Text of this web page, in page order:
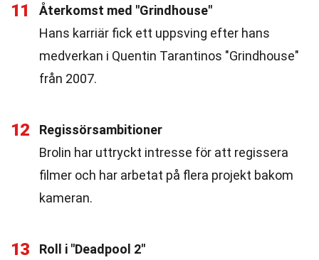
11
Återkomst med "Grindhouse"
Hans karriär fick ett uppsving efter hans
medverkan i Quentin Tarantinos "Grindhouse"
från 2007.
12
Regissörsambitioner
Brolin har uttryckt intresse för att regissera
filmer och har arbetat på flera projekt bakom
kameran.
13
Roll i "Deadpool 2"